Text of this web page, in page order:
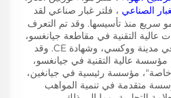
الصناعي ، فلتر غبار صناعي لقد
منذ تأسيسها. وقد تم التعرف
عالية التقنية في مقاطعة جيانغسو،
وعلامات تجارية مشهورة في مدينة ووكسي، وشهادة CE. وقد
عالية التقنية في جيانغسو،
مؤسسة رئيسية في جيانغين،
متقدمة في تنمية المواهب